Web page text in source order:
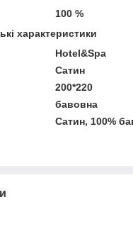
100 %
характеристики
Hotel&Spa
Сатин
200*220
бавовна
Сатин, 100%